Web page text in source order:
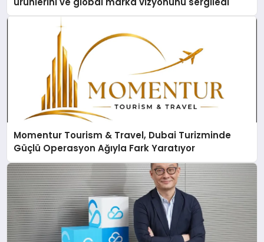
Momentur Tourism & Travel, Dubai Turizminde
Güçlü Operasyon Ağıyla Fark Yaratıyor